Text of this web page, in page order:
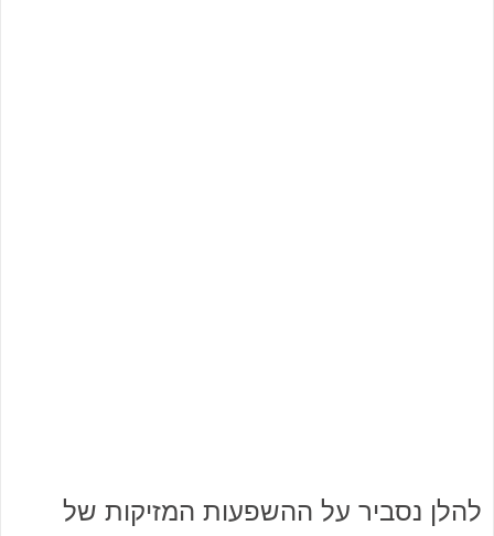
להלן נסביר על ההשפעות המזיקות של